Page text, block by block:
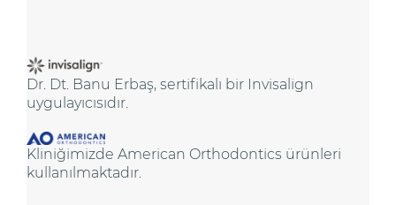
Dr. Dt. Banu Erbaş, sertifikalı bir Invisalign
uygulayıcısıdır.
Kliniğimizde American Orthodontics ürünleri
kullanılmaktadır.